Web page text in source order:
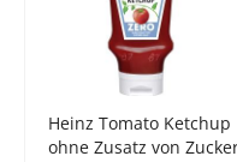
Heinz Tomato Ketchup
ohne Zusatz von